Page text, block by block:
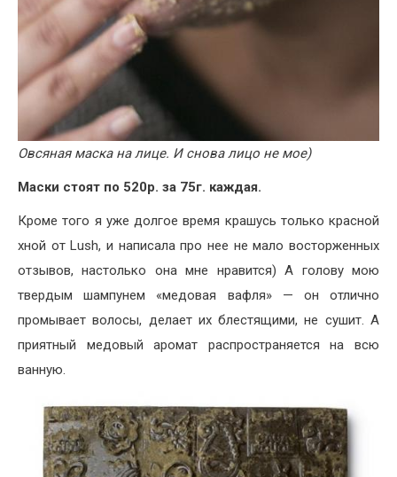
Овсяная маска на лице. И снова лицо не мое)
Маски стоят по 520р. за 75г. каждая.
Кроме того я уже долгое время крашусь только красной
хной от Lush, и написала про нее не мало восторженных
отзывов, настолько она мне нравится) А голову мою
твердым шампунем «медовая вафля» — он отлично
промывает волосы, делает их блестящими, не сушит. А
приятный медовый аромат распространяется на всю
ванную.